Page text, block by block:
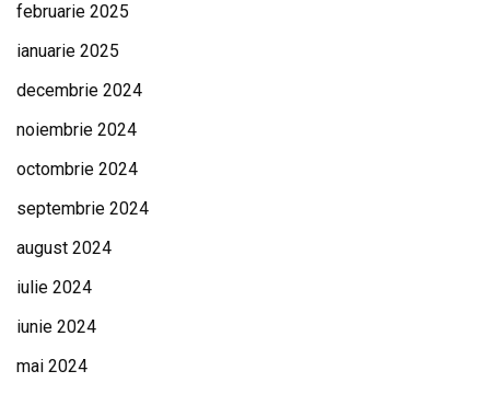
februarie 2025
ianuarie 2025
decembrie 2024
noiembrie 2024
octombrie 2024
septembrie 2024
august 2024
iulie 2024
iunie 2024
mai 2024